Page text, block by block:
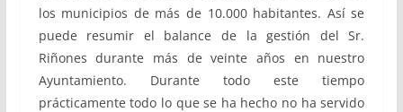
los municipios de más de 10.000 habitantes. Así se
puede resumir el balance de la gestión del Sr.
Riñones durante más de veinte años en nuestro
Ayuntamiento. Durante todo este tiempo
prácticamente todo lo que se ha hecho no ha servido